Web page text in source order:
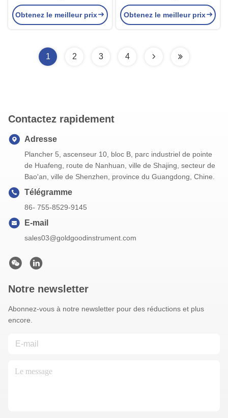
de viande pour griller des
fumeurs
Obtenez le meilleur prix
doubles sondes pour le four
de fumeur de liquides
Obtenez le meilleur prix
1 2 3 4
Contactez rapidement
Adresse
Plancher 5, ascenseur 10, bloc B, parc industriel de pointe
de Huafeng, route de Nanhuan, ville de Shajing, secteur de
Bao'an, ville de Shenzhen, province du Guangdong, Chine.
Télégramme
86- 755-8529-9145
E-mail
sales03@goldgoodinstrument.com
Notre newsletter
Abonnez-vous à notre newsletter pour des réductions et plus
encore.